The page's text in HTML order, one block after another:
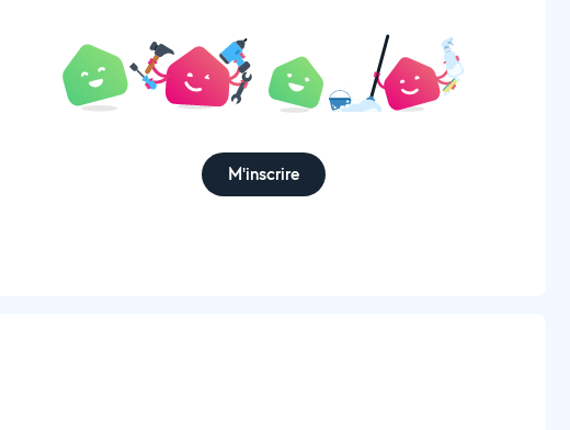
M'inscrire